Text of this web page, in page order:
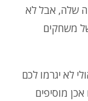
שלה, אבל לא
משחקים
לא יגרמו לכם
מוסיפים